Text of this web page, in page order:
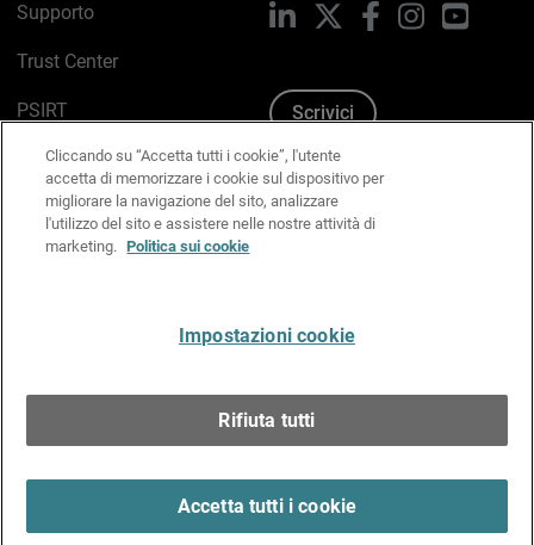
Supporto
Trust Center
PSIRT
Politica sui cookie
Informativa sulla privacy
Kit Media & Brand
LinkedIn FacebookInstagram
Scrivici
Cliccando su “Accetta tutti i cookie”, l'utente
accetta di memorizzare i cookie sul dispositivo per
migliorare la navigazione del sito, analizzare
l'utilizzo del sito e assistere nelle nostre attività di
marketing. Politica sui cookie
Impostazioni cookie
Rifiuta tutti
Accetta tutti i cookie